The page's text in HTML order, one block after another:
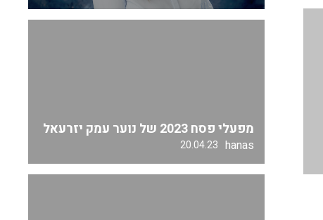
מפעלי פסח 2023 של נוער עמק יזרעאל
hanas
20.04.23